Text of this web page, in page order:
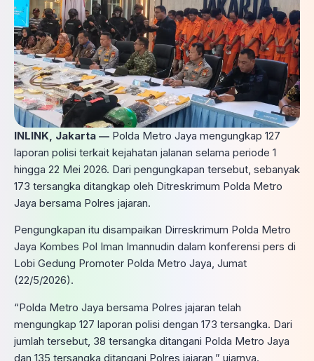
INLINK, Jakarta — Polda Metro Jaya mengungkap 127
laporan polisi terkait kejahatan jalanan selama periode 1
hingga 22 Mei 2026. Dari pengungkapan tersebut, sebanyak
173 tersangka ditangkap oleh Ditreskrimum Polda Metro
Jaya bersama Polres jajaran.
Pengungkapan itu disampaikan Dirreskrimum Polda Metro
Jaya Kombes Pol Iman Imannudin dalam konferensi pers di
Lobi Gedung Promoter Polda Metro Jaya, Jumat
(22/5/2026).
“Polda Metro Jaya bersama Polres jajaran telah
mengungkap 127 laporan polisi dengan 173 tersangka. Dari
jumlah tersebut, 38 tersangka ditangani Polda Metro Jaya
dan 135 tersangka ditangani Polres jajaran,” ujarnya.